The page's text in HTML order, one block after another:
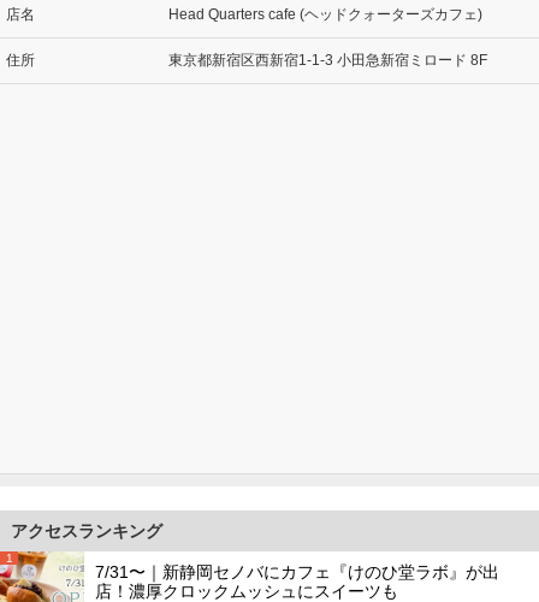
店名 Head Quarters cafe (ヘッドクォーターズカフェ)
住所 東京都新宿区西新宿1-1-3 小田急新宿ミロード 8F
アクセスランキング
1
7/31〜｜新静岡セノバにカフェ『けのひ堂ラボ』が出
店！濃厚クロックムッシュにスイーツも